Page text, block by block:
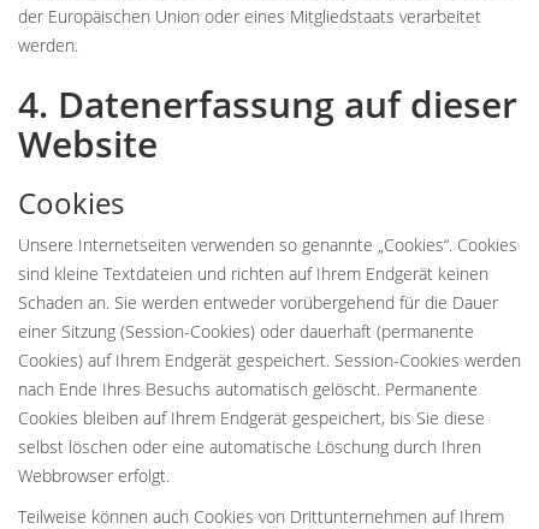
der Europäischen Union oder eines Mitgliedstaats verarbeitet
werden.
4. Datenerfassung auf dieser
Website
Cookies
Unsere Internetseiten verwenden so genannte „Cookies“. Cookies
sind kleine Textdateien und richten auf Ihrem Endgerät keinen
Schaden an. Sie werden entweder vorübergehend für die Dauer
einer Sitzung (Session-Cookies) oder dauerhaft (permanente
Cookies) auf Ihrem Endgerät gespeichert. Session-Cookies werden
nach Ende Ihres Besuchs automatisch gelöscht. Permanente
Cookies bleiben auf Ihrem Endgerät gespeichert, bis Sie diese
selbst löschen oder eine automatische Löschung durch Ihren
Webbrowser erfolgt.
Teilweise können auch Cookies von Drittunternehmen auf Ihrem